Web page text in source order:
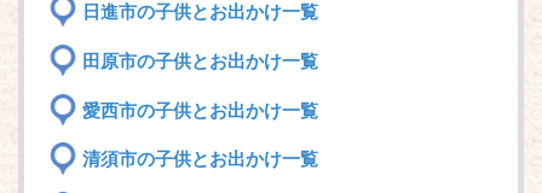
日進市の子供とお出かけ一覧
田原市の子供とお出かけ一覧
愛西市の子供とお出かけ一覧
清須市の子供とお出かけ一覧